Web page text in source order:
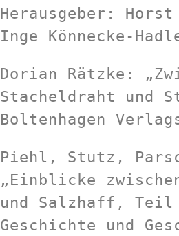
Herausgeber: Horst
Inge Könnecke-
Dorian Rätzke:
Stacheldraht und
Boltenhagen
Piehl, Stutz,
„Einblicke
und Salzhaff, Teil
Geschichte und